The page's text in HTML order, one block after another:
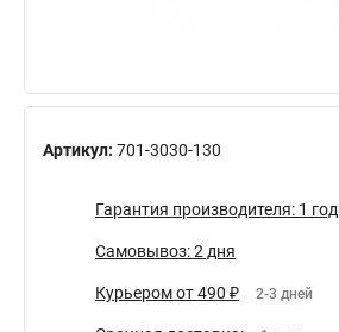
Артикул: 701-3030-130
Гарантия производителя: 1 год
Самовывоз: 2 дня
Курьером от 490 ₽ 2-3 дней